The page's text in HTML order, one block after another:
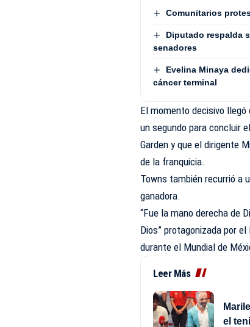
Comunitarios
Diputado respalda
senadores
Evelina Minaya
cáncer terminal
El momento decisivo
un segundo para concluir
Garden y que el dirigente
de la franquicia.
Towns también recurrió a
ganadora.
“Fue la mano derecha de
Dios” protagonizada por
durante el Mundial de
Leer Más
el